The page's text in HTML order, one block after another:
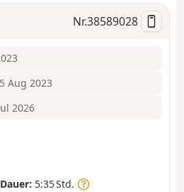
Nr.38589028
Aug 2023
2026
5:35 Std.